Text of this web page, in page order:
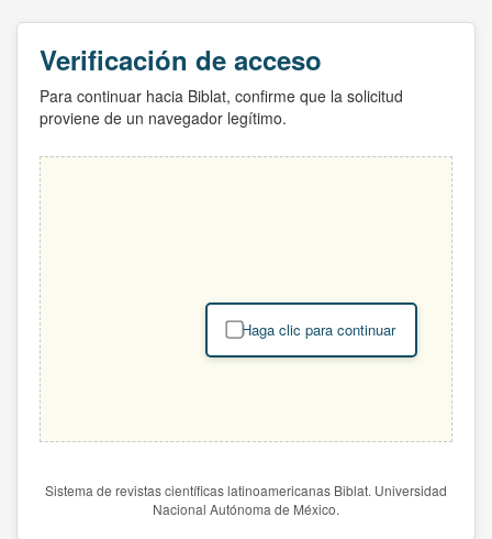
Verificación de acceso
Para continuar hacia Biblat, confirme que la solicitud
proviene de un navegador legítimo.
Haga clic para continuar
Sistema de revistas científicas latinoamericanas Biblat. Universidad
Nacional Autónoma de México.